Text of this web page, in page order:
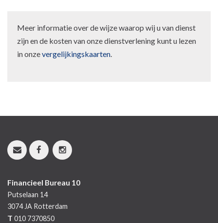
Meer informatie over de wijze waarop wij u van dienst
zijn en de kosten van onze dienstverlening kunt u lezen
in onzevergelijkingskaarten.
Financieel Bureau 10
Putselaan 14
3074 JA Rotterdam
T 010 7370850